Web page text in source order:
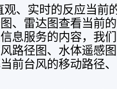
观、实时的反应当前
、雷达图查看当前
息服务的内容，我
路径图、水体遥感
前台风的移动路径